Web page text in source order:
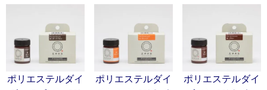
ポリエステルダイ
ポリエステルダイ
ポリエステルダイ